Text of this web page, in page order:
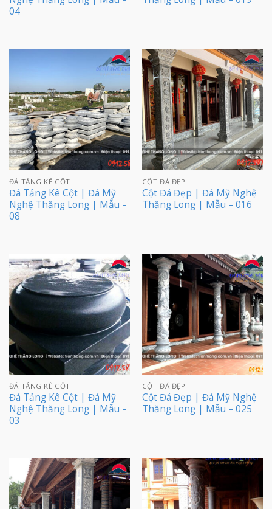
04
ĐÁ TẢNG KÊ CỘT
Đá Tảng Kê Cột | Đá Mỹ
Nghệ Thăng Long | Mẫu –
08
CỘT ĐÁ ĐẸP
Cột Đá Đẹp | Đá Mỹ Nghệ
Thăng Long | Mẫu – 016
ĐÁ TẢNG KÊ CỘT
Đá Tảng Kê Cột | Đá Mỹ
Nghệ Thăng Long | Mẫu –
03
CỘT ĐÁ ĐẸP
Cột Đá Đẹp | Đá Mỹ Nghệ
Thăng Long | Mẫu – 025